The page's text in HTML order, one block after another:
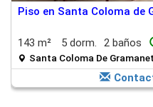
Piso en Santa Coloma de
143 m² 5 dorm. 2 baños
Santa Coloma De